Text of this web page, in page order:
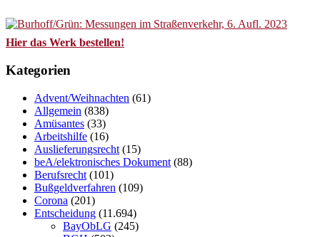
Hier das Werk bestellen!
Kategorien
Advent/Weihnachten (61)
Allgemein (838)
Amüsantes (33)
Arbeitshilfe (16)
Auslieferungsrecht (15)
beA/elektronisches Dokument (88)
Berufsrecht (101)
Bußgeldverfahren (109)
Corona (201)
Entscheidung (11.694)
BayObLG (245)